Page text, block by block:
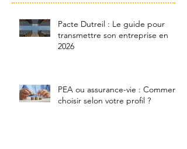
Pacte Dutreil : Le guide pour
transmettre son entreprise en
2026
PEA ou assurance-vie : Comment
choisir selon votre profil ?